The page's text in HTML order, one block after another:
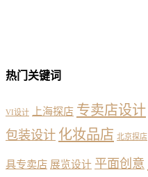
热门关键词
VI设计 上海探店 专卖店设计
包装设计 化妆品店 北京探店
具专卖店 展览设计 平面创意